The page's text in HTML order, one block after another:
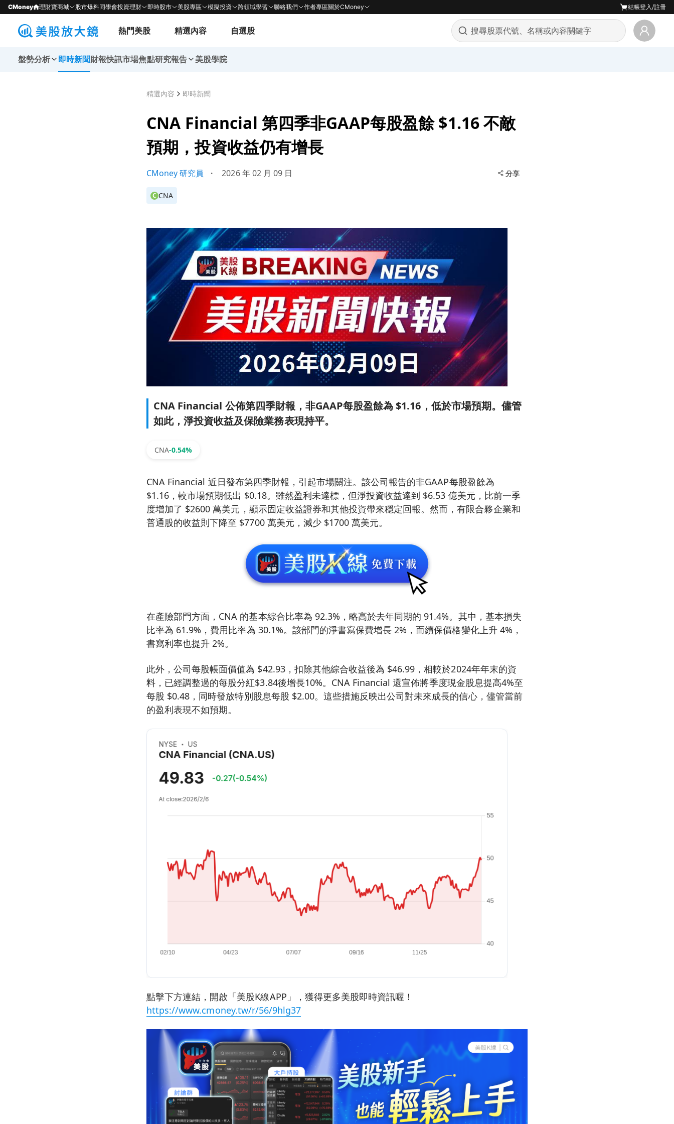
CMoney 理財寶商城 股市爆料同學會投資理財 即時股市 美股專區 模擬投資 跨領域學習 聯絡我們 作者專區關於CMoney 結帳登入/註冊
熱門美股 精選內容 自選股
盤勢分析 即時新聞財報快訊市場焦點研究報告 美股學院
精選內容 即時新聞
CNA Financial 第四季非GAAP每股盈餘 $1.16 不敵
預期，投資收益仍有增長
CMoney 研究員 ・ 2026 年 02 月 09 日 分享
C CNA
CNA Financial 公佈第四季財報，非GAAP每股盈餘為 $1.16，低於市場預期。儘管
如此，淨投資收益及保險業務表現持平。
CNA-0.54%
CNA Financial 近日發布第四季財報，引起市場關注。該公司報告的非GAAP每股盈餘為
$1.16，較市場預期低出 $0.18。雖然盈利未達標，但淨投資收益達到 $6.53 億美元，比前一季
度增加了 $2600 萬美元，顯示固定收益證券和其他投資帶來穩定回報。然而，有限合夥企業和
普通股的收益則下降至 $7700 萬美元，減少 $1700 萬美元。
在產險部門方面，CNA 的基本綜合比率為 92.3%，略高於去年同期的 91.4%。其中，基本損失
比率為 61.9%，費用比率為 30.1%。該部門的淨書寫保費增長 2%，而續保價格變化上升 4%，
書寫利率也提升 2%。
此外，公司每股帳面價值為 $42.93，扣除其他綜合收益後為 $46.99，相較於2024年年末的資
料，已經調整過的每股分紅$3.84後增長10%。CNA Financial 還宣佈將季度現金股息提高4%至
每股 $0.48，同時發放特別股息每股 $2.00。這些措施反映出公司對未來成長的信心，儘管當前
的盈利表現不如預期。
點擊下方連結，開啟「美股K線APP」，獲得更多美股即時資訊喔！
https://www.cmoney.tw/r/56/9hlg37